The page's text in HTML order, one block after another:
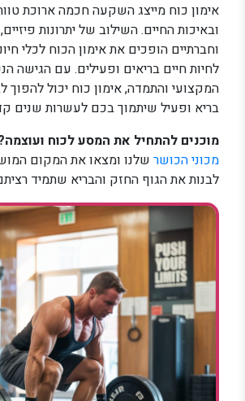
אימון כוח מייצג השקעה חכמה ארוכת
ובאיכות החיים. השילוב של יתרונות
וחברתיים הופכים את אימון הכוח לכלי
לחיות חיים בריאים ופעילים. עם הגישה
המקצועי והתמדה, אימון כוח יכול להפוך
בריא ופעיל שיתמוך בכם לעשרות שנים
מוכנים להתחיל את המסע לכוח
מכוני הכושר שלנו ומצאו את המקום
לבנות את הגוף החזק והבריא שתמיד